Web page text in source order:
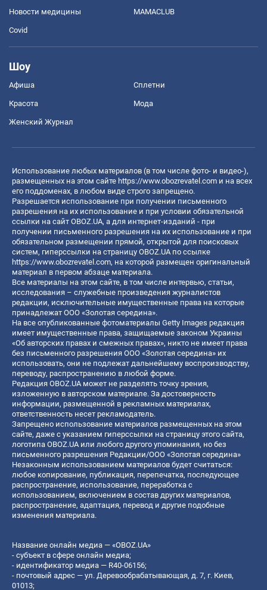
Новости медицины MAMACLUB
Covid
Шоу
Афиша Сплетни
Красота Мода
Женский Журнал
Использование любых материалов (в том числе фото- и видео-),
размещенных на этом сайте https://www.obozrevatel.com и на всех
его поддоменах, в любом виде строго запрещено.
Разрешается использование при получении письменного
разрешения на их использование и при условии обязательной
ссылки на сайт OBOZ.UA, а для интернет-изданий - при
получении письменного разрешения на их использование и при
обязательном размещении прямой, открытой для поисковых
систем, гиперссылки на страницу OBOZ.UA по ссылке
https://www.obozrevatel.com, на которой размещен оригинальный
материал в первом абзаце материала.
Все материалы на этом сайте, в том числе интервью, статьи,
исследования – служебные произведения журналистов
редакции, исключительные имущественные права на которые
принадлежат ООО «Золотая середина».
На все опубликованные фотоматериалы Getty Images редакция
имеет имущественные права, защищаемые законом Украины
«Об авторских правах и смежных правах», никто не имеет права
без письменного разрешения ООО «Золотая середина» их
использовать, они не подлежат дальнейшему воспроизводству,
переводу, распространению в любой форме.
Редакция OBOZ.UA может не разделять точку зрения,
изложенную в авторском материале. За достоверность
информации, размещенной в рекламных материалах,
ответственность несет рекламодатель.
Запрещено использование материалов размещенных на этом
сайте, даже с указанием гиперссылки на страницу этого сайта,
логотипа OBOZ.UA или любого другого упоминания, но без
письменного разрешения Редакции/ООО «Золотая середина»
Незаконным использованием материалов будет считаться:
любое копирование, публикация, перепечатка, последующее
распространение, использование, переработка с
использованием, включением в состав других материалов,
распространение, адаптация, перевод и другие подобные
изменения материала.
Название онлайн медиа — «OBOZ.UA»
- субъект в сфере онлайн медиа;
- идентификатор медиа — R40-06156;
- почтовый адрес — ул. Деревообрабатывающая, д. 7, г. Киев,
01013;